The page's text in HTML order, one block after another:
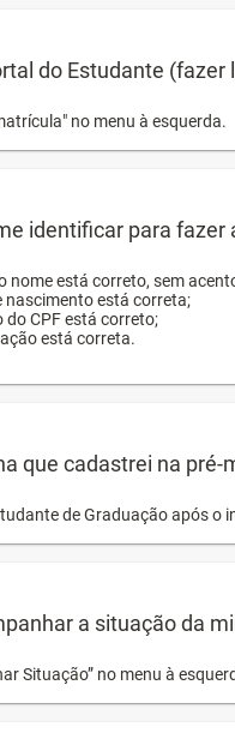
do Estudante
no menu à esquerda.
identificar para fazer
nome está correto, sem
nascimento está correta;
do CPF está correto;
está correta.
que cadastrei na pré-
de Graduação após
a situação da
Situação” no menu à